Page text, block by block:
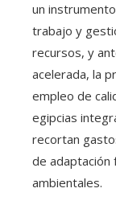
un
trabajo y
recursos, y
acelerada, la
empleo de
egipcias
recortan
de adaptación
ambientales.